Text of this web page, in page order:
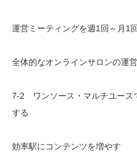
運営ミーティングを週1回～月1
全体的なオンラインサロンの運
7-2 ワンソース・マルチユース
する
効率駅にコンテンツを増やす